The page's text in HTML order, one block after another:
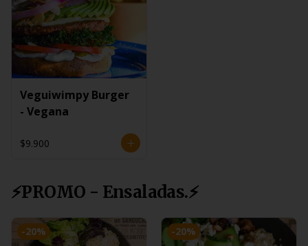
Veguiwimpy Burger
- Vegana
$9.900
⚡PROMO - Ensaladas.⚡
-20% -20%